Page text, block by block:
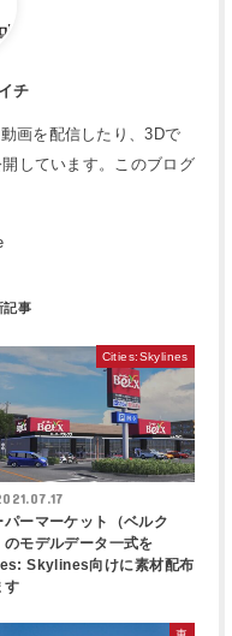
チ
画を配信したり、3Dで
しています。このブログ
Cities:Skylines
パーマーケット（ベルク
のモデルデータ一式を
Skylines向けに素材配布
す